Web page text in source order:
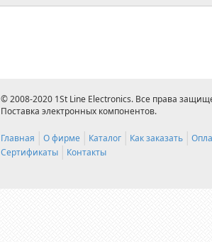
© 2008-2020 1St Line Electronics. Все права
Поставка электронных компонентов.
Главная О фирме Каталог Как заказать
Сертификаты
Контакты